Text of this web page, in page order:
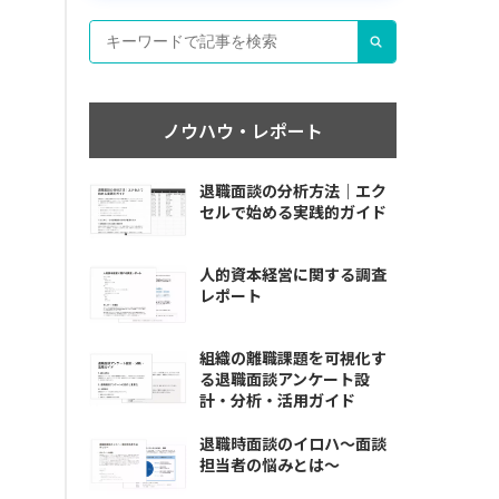
ノウハウ・レポート
退職面談の分析方法｜エク
セルで始める実践的ガイド
人的資本経営に関する調査
レポート
組織の離職課題を可視化す
る退職面談アンケート設
計・分析・活用ガイド
退職時面談のイロハ〜面談
担当者の悩みとは〜